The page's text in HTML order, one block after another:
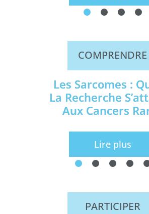
COMPRENDRE
Les Sarcomes :
La Recherche
Aux Cancers
Lire plus
PARTICIPER